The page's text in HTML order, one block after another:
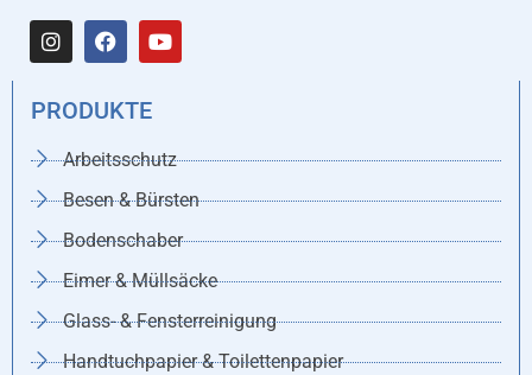
PRODUKTE
Arbeitsschutz
Besen & Bürsten
Bodenschaber
Eimer & Müllsäcke
Glass- & Fensterreinigung
Handtuchpapier & Toilettenpapier